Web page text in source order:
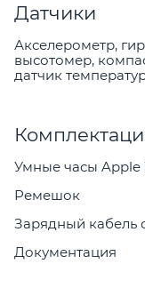
Датчики
Акселерометр,
высотомер,
датчик
Умные часы Apple
Ремешок
Зарядный кабель
Документация